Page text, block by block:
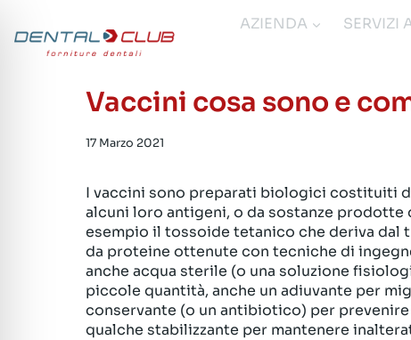
contenuto
AZIENDA SERVIZI
Vaccini cosa sono e
17 Marzo 2021
I vaccini sono preparati biologici costituiti
alcuni loro antigeni, o da sostanze
esempio il tossoide tetanico che deriva dal
da proteine ottenute con tecniche di
anche acqua sterile (o una soluzione
piccole quantità, anche un adiuvante per
conservante (o un antibiotico) per
qualche stabilizzante per mantenere